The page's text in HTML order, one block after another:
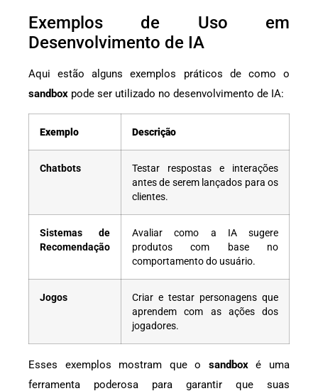
Exemplos de Uso em
Desenvolvimento de IA
Aqui estão alguns exemplos práticos de como o
sandbox pode ser utilizado no desenvolvimento de IA:
Exemplo Descrição
Chatbots
Testar respostas e interações
antes de serem lançados para os
clientes.
Sistemas de
Recomendação
Avaliar como a IA sugere
produtos com base no
comportamento do usuário.
Jogos
Criar e testar personagens que
aprendem com as ações dos
jogadores.
Esses exemplos mostram que o sandboxé uma
ferramenta poderosa para garantir que suas